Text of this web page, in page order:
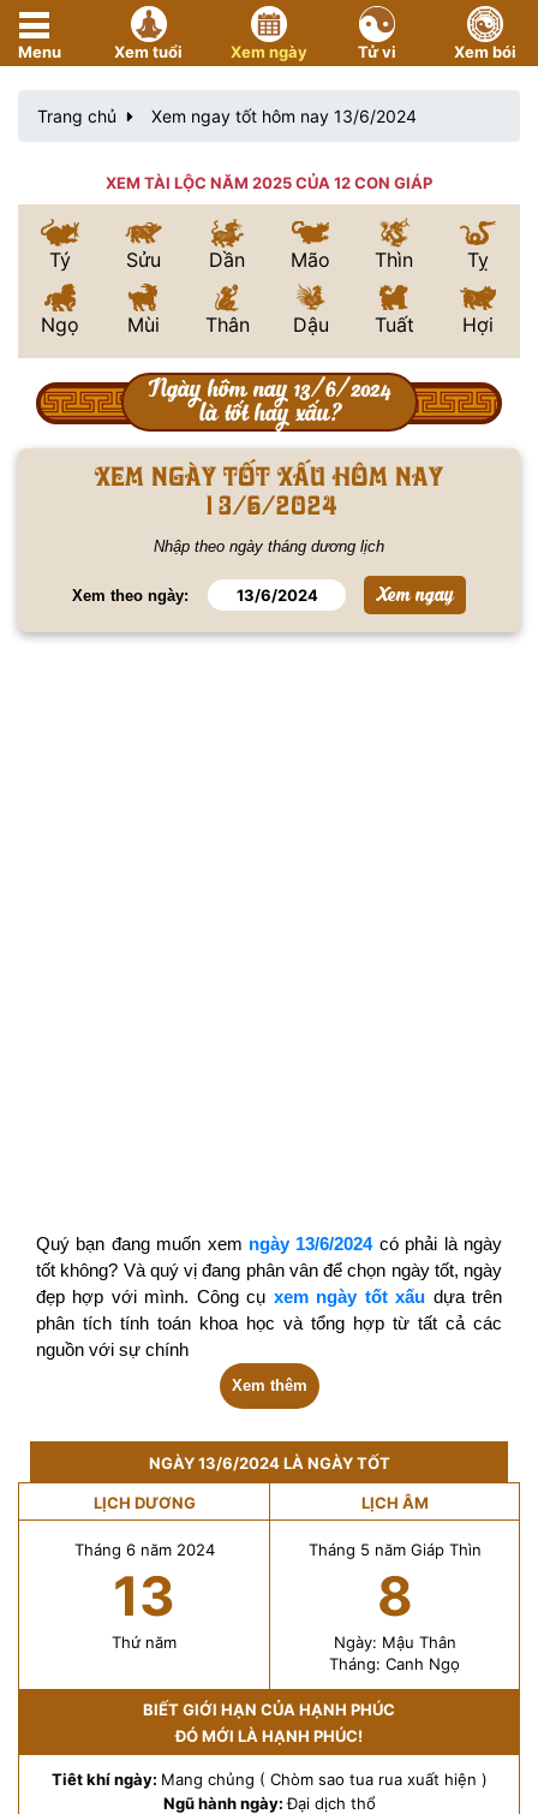
Menu Xem tuổi Xem ngày Tử vi Xem bói
Trang chủ Xem ngay tốt hôm nay 13/6/2024
XEM TÀI LỘC NĂM 2025 CỦA 12 CON GIÁP
Tý Sửu Dần Mão Thìn Tỵ
Ngọ Mùi Thân Dậu Tuất Hợi
Ngày hôm nay 13/6/2024
là tốt hay xấu?
Xem ngày tốt xấu hôm nay
13/6/2024
Nhập theo ngày tháng dương lịch
Xem theo ngày:
Quý bạn đang muốn xem ngày 13/6/2024có phải là ngày
tốt không? Và quý vị đang phân vân để chọn ngày tốt, ngày
đẹp hợp với mình. Công cụ xem ngày tốt xấu dựa trên
phân tích tính toán khoa học và tổng hợp từ tất cả các
nguồn với sự chính
Xem thêm
NGÀY 13/6/2024 LÀ NGÀY TỐT
LỊCH DƯƠNG LỊCH ÂM
Tháng 6 năm 2024
13
Thứ năm
Tháng 5 năm Giáp Thìn
8
Ngày: Mậu Thân
Tháng: Canh Ngọ
BIẾT GIỚI HẠN CỦA HẠNH PHÚC
ĐÓ MỚI LÀ HẠNH PHÚC!
Tiêt khí ngày: Mang chủng ( Chòm sao tua rua xuất hiện )
Ngũ hành ngày:Đại dịch thổ